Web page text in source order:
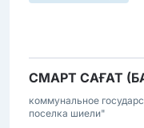
СМАРТ САҒАТ
коммунальное
поселка шиели"